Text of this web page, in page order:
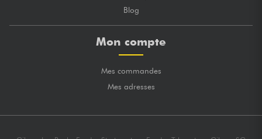
Blog
Mon compte
Mes commandes
Mes adresses